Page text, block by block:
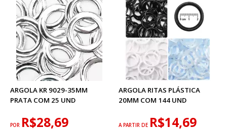
ARGOLA KR 9029-35MM
PRATA COM 25 UND
POR R$28,69
ARGOLA RITAS PLÁSTICA
20MM COM 144 UND
A PARTIR DE R$14,69